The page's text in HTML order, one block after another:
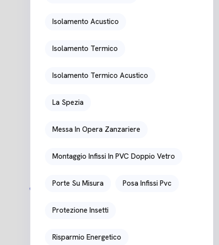
Isolamento Acustico
Isolamento Termico
Isolamento Termico Acustico
La Spezia
Messa In Opera Zanzariere
Montaggio Infissi In PVC Doppio Vetro
Porte Su Misura Posa Infissi Pvc
Protezione Insetti
Risparmio Energetico